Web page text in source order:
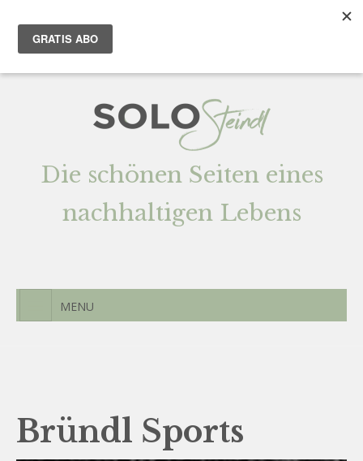
Team AGENTUR
Die schönen Seiten eines
nachhaltigen Lebens
MENU
Bründl Sports